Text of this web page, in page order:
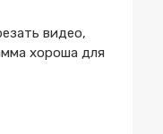
видео,
хороша для